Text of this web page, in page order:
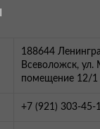
188644
Всеволожск, ул.
помещение 12/1
+7 (921) 303-45-